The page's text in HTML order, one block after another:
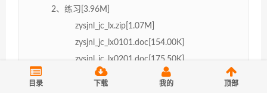
2、练习[3.96M]
zysjnl_jc_lx.zip[1.07M]
zysjnl_jc_lx0101.doc[154.00K]
zysjnl_jc_lx0201.doc[175.50K]
zysjnl_jc_lx0301.doc[177.00K]
目录 下载 我的 顶部